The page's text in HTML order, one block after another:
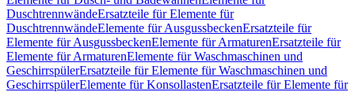
DuschtrennwändeErsatzteile für Elemente für
DuschtrennwändeElemente für AusgussbeckenErsatzteile für
Elemente für AusgussbeckenElemente für ArmaturenErsatzteile für
Elemente für ArmaturenElemente für Waschmaschinen und
GeschirrspülerErsatzteile für Elemente für Waschmaschinen und
GeschirrspülerElemente für KonsollastenErsatzteile für Elemente für